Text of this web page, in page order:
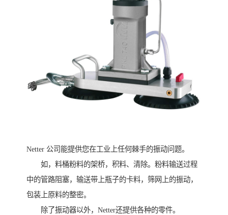
Netter 公司能提供您在工业上任何棘手的振动问题。
如，料桶粉料的架桥，积料、清除。粉料输送过程
中的管路阻塞，输送带上瓶子的卡料，筛网上的振动，
包装上原料的整密。
除了振动器以外，Netter还提供各种的零件。